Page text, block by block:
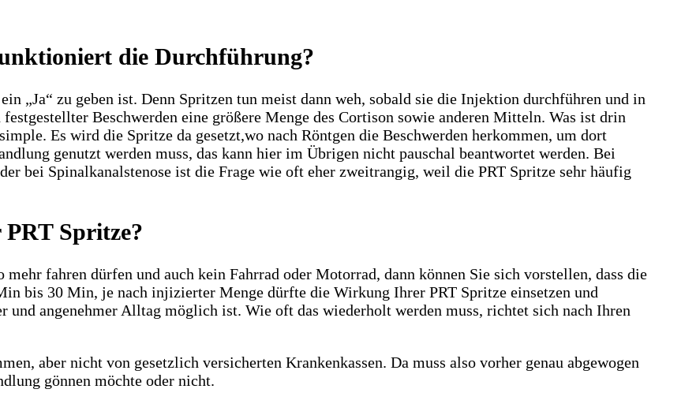
die Durchführung?
„Ja“ zu geben ist. Denn Spritzen tun meist dann weh, sobald sie die Injektion durchführen und in
Beschwerden eine größere Menge des Cortison sowie anderen Mitteln. Was ist drin
Es wird die Spritze da gesetzt,wo nach Röntgen die Beschwerden herkommen, um dort
genutzt werden muss, das kann hier im Übrigen nicht pauschal beantwortet werden. Bei
bei Spinalkanalstenose ist die Frage wie oft eher zweitrangig, weil die PRT Spritze sehr häufig
Spritze?
fahren dürfen und auch kein Fahrrad oder Motorrad, dann können Sie sich vorstellen, dass die
bis 30 Min, je nach injizierter Menge dürfte die Wirkung Ihrer PRT Spritze einsetzen und
angenehmer Alltag möglich ist. Wie oft das wiederholt werden muss, richtet sich nach Ihren
aber nicht von gesetzlich versicherten Krankenkassen. Da muss also vorher genau abgewogen
gönnen möchte oder nicht.